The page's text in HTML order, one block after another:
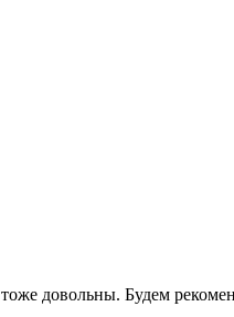
довольны. Будем